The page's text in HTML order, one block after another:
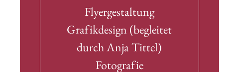
Flyergestaltung
Grafikdesign (begleitet
durch Anja Tittel)
Fotografie